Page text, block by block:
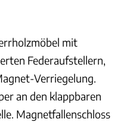
mit
Federaufstellern,
Verriegelung.
an den klappbaren
Magnetfallenschloss